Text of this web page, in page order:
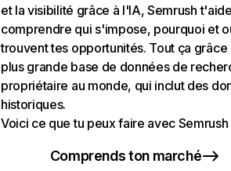
et la visibilité grâce à l'IA, Semrush
comprendre qui s'impose, pourquoi et
trouvent tes opportunités. Tout ça grâce
plus grande base de données de
propriétaire au monde, qui inclut des
historiques.
Voici ce que tu peux faire avec Semrush
Comprends ton marché